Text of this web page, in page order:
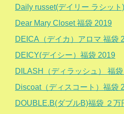
Daily russet(デイリー ラシッ
Dear Mary Closet 福袋 2019
DEICA（デイカ）アロマ 福袋
DEICY(デイシー）福袋 2019
DILASH（ディラッシュ） 福
Discoat（ディスコート）福袋
DOUBLE.B(ダブルB)福袋 ２万